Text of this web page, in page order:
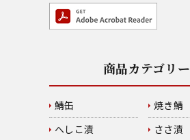
商品カテゴリー
鯖缶
焼き鯖
へしこ漬
ささ漬